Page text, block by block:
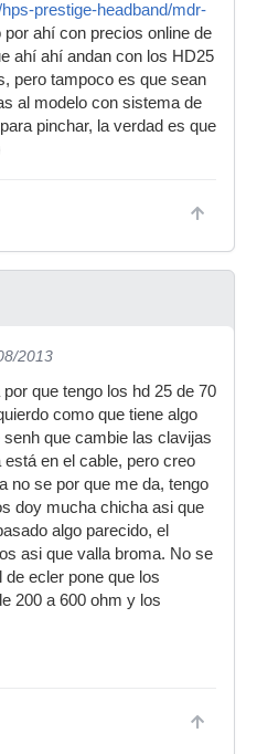
prestige-headband/mdr-
ahí con precios online de
ahí ahí andan con los HD25
pero tampoco es que sean
al modelo con sistema de
pinchar, la verdad es que
2013
que tengo los hd 25 de 70
como que tiene algo
que cambie las clavijas
en el cable, pero creo
no se por que me da, tengo
doy mucha chicha asi que
algo parecido, el
asi que valla broma. No se
ecler pone que los
200 a 600 ohm y los